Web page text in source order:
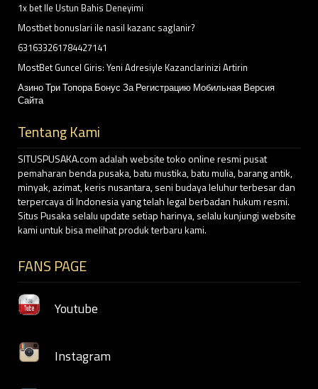
1x bet Ile Ustun Bahis Deneyimi
Mostbet bonuslari ile nasil kazanc saglanir?
631633261784427141
MostBet Guncel Giris: Yeni Adresiyle Kazanclarinizi Artirin
Азино Три Топора Бонус За Регистрацию Мобильная Версия
Сайта
Tentang Kami
SITUSPUSAKA.com adalah website toko online resmi pusat
pemaharan benda pusaka, batu mustika, batu mulia, barang antik,
minyak, azimat, keris nusantara, seni budaya leluhur terbesar dan
terpercaya di Indonesia yang telah legal berbadan hukum resmi.
Situs Pusaka selalu update setiap harinya, selalu kunjungi website
kami untuk bisa melihat produk terbaru kami.
FANS PAGE
Youtube
Instagram